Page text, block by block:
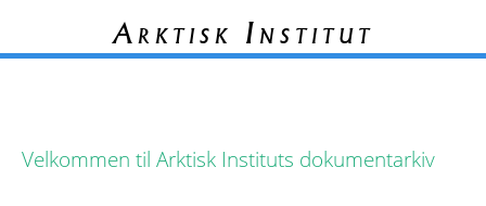
Arktisk Institut
Velkommen til Arktisk Instituts dokumentarkiv